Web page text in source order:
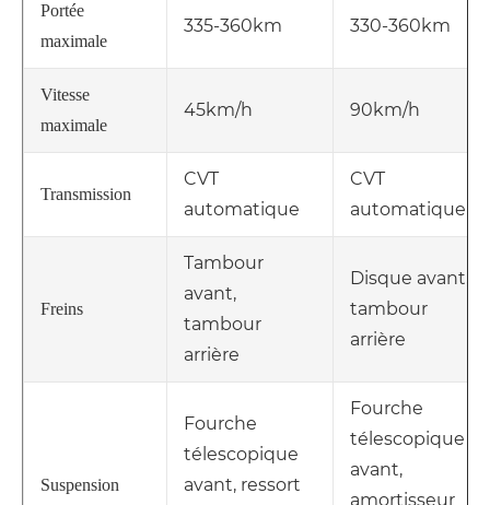
Portée
maximale
335-360km 330-360km
Vitesse
maximale
45km/h 90km/h
Transmission
CVT
automatique
CVT
automatique
Freins
Tambour
avant,
tambour
arrière
Disque avant,
tambour
arrière
Suspension
Fourche
télescopique
avant, ressort
Fourche
télescopique
avant,
amortisseur